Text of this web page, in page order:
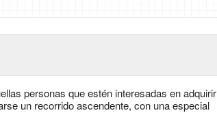
personas que estén interesadas en adquirir
un recorrido ascendente, con una especial